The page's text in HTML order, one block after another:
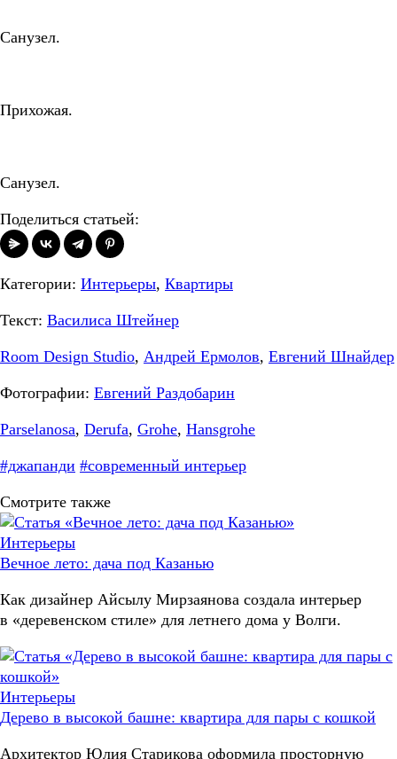
Санузел.
Прихожая.
Санузел.
Поделиться статьей:
Категории: Интерьеры, Квартиры
Текст: Василиса Штейнер
Room Design Studio, Андрей Ермолов, Евгений Шнайдер
Фотографии: Евгений Раздобарин
Parselanosa, Derufa, Grohe, Hansgrohe
#джапанди #современный интерьер
Смотрите также
Интерьеры
Вечное лето: дача под Казанью
Как дизайнер Айсылу Мирзаянова создала интерьер
в «деревенском стиле» для летнего дома у Волги.
Интерьеры
Дерево в высокой башне: квартира для пары с кошкой
Архитектор Юлия Старикова оформила просторную